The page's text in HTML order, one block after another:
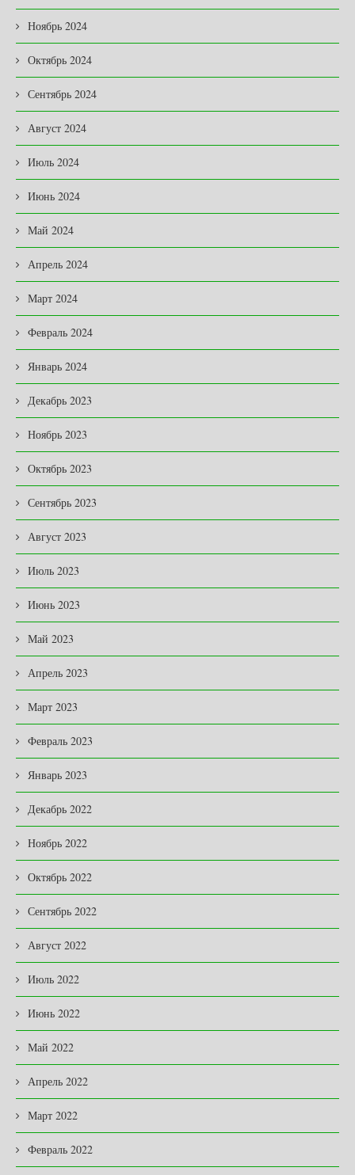
Ноябрь 2024
Октябрь 2024
Сентябрь 2024
Август 2024
Июль 2024
Июнь 2024
Май 2024
Апрель 2024
Март 2024
Февраль 2024
Январь 2024
Декабрь 2023
Ноябрь 2023
Октябрь 2023
Сентябрь 2023
Август 2023
Июль 2023
Июнь 2023
Май 2023
Апрель 2023
Март 2023
Февраль 2023
Январь 2023
Декабрь 2022
Ноябрь 2022
Октябрь 2022
Сентябрь 2022
Август 2022
Июль 2022
Июнь 2022
Май 2022
Апрель 2022
Март 2022
Февраль 2022